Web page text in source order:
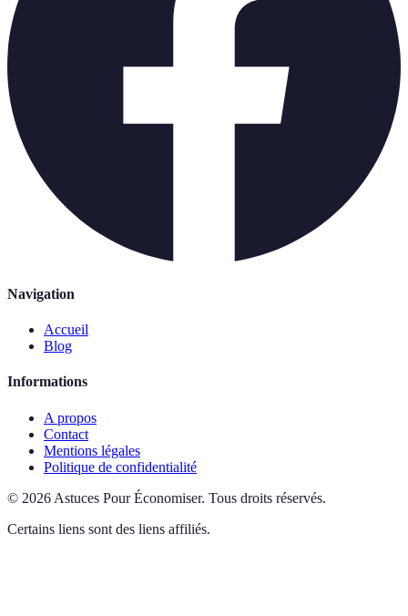
Navigation
Accueil
Blog
Informations
A propos
Contact
Mentions légales
Politique de confidentialité
© 2026 Astuces Pour Économiser. Tous droits réservés.
Certains liens sont des liens affiliés.